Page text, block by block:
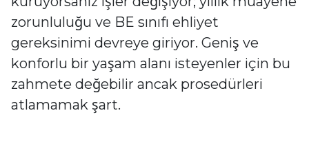
zorunluluğu ve BE sınıfı ehliyet
gereksinimi devreye giriyor. Geniş ve
konforlu bir yaşam alanı isteyenler için bu
zahmete değebilir ancak prosedürleri
atlamamak şart.